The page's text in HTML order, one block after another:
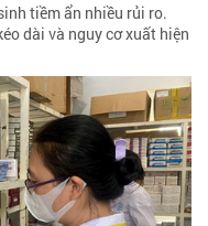
tiềm ẩn nhiều rủi ro.
dài và nguy cơ xuất hiện